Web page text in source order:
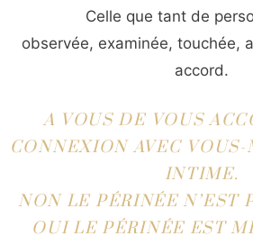
Celle que tant de
observée, examinée, touchée,
accord.
A VOUS DE VOUS
CONNEXION AVEC
INTIME.
NON LE PÉRINÉE N’EST
OUI LE PÉRINÉE EST